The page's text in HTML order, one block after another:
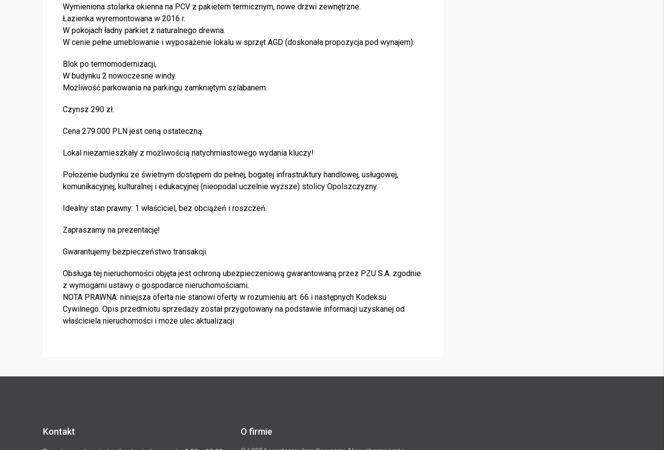
Wymieniona stolarka okienna na PCV z pakietem termicznym, nowe drzwi zewnętrzne.
Łazienka wyremontowana w 2016 r.
W pokojach ładny parkiet z naturalnego drewna.
W cenie pełne umeblowanie i wyposażenie lokalu w sprzęt AGD (doskonała propozycja pod wynajem).
Blok po termomodernizacji,
W budynku 2 nowoczesne windy.
Możliwość parkowania na parkingu zamkniętym szlabanem.
Czynsz 290 zł.
Cena 279.000 PLN jest ceną ostateczną.
Lokal niezamieszkały z możliwością natychmiastowego wydania kluczy!
Położenie budynku ze świetnym dostępem do pełnej, bogatej infrastruktury handlowej, usługowej,
komunikacyjnej, kulturalnej i edukacyjnej (nieopodal uczelnie wyższe) stolicy Opolszczyzny.
Idealny stan prawny: 1 właściciel, bez obciążeń i roszczeń.
Zapraszamy na prezentację!
Gwarantujemy bezpieczeństwo transakcji.
Obsługa tej nieruchomości objęta jest ochroną ubezpieczeniową gwarantowaną przez PZU S.A. zgodnie
z wymogami ustawy o gospodarce nieruchomościami.
NOTA PRAWNA: niniejsza oferta nie stanowi oferty w rozumieniu art. 66 i następnych Kodeksu
Cywilnego. Opis przedmiotu sprzedaży został przygotowany na podstawie informacji uzyskanej od
właściciela nieruchomości i może ulec aktualizacji
Kontakt O firmie